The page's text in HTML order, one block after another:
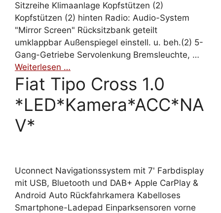
Sitzreihe Klimaanlage Kopfstützen (2)
Kopfstützen (2) hinten Radio: Audio-System
"Mirror Screen" Rücksitzbank geteilt
umklappbar Außenspiegel einstell. u. beh.(2) 5-
Gang-Getriebe Servolenkung Bremsleuchte, …
Weiterlesen …
Fiat Tipo Cross 1.0
*LED*Kamera*ACC*NA
V*
Uconnect Navigationssystem mit 7' Farbdisplay
mit USB, Bluetooth und DAB+ Apple CarPlay &
Android Auto Rückfahrkamera Kabelloses
Smartphone-Ladepad Einparksensoren vorne